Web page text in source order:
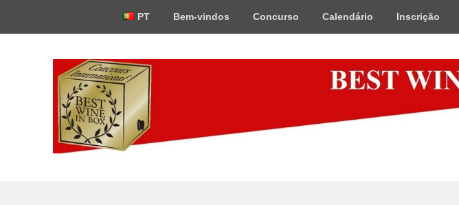
PT Bem-vindos Concurso Calendário Inscrição
Best-Wine-In-Box
Concours International Best-Wine-In-Box